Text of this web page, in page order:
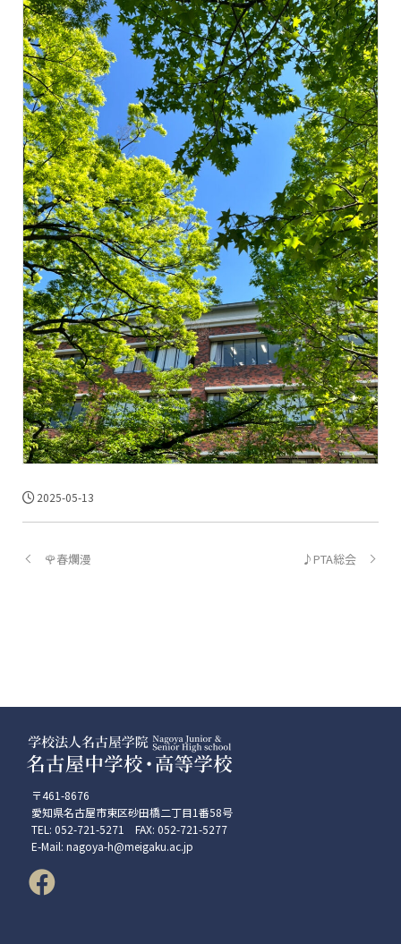
2025-05-13
🌹春爛漫 ♪PTA総会
〒461-8676
愛知県名古屋市東区砂田橋二丁目1番58号
TEL: 052-721-5271 FAX: 052-721-5277
E-Mail: nagoya-h@meigaku.ac.jp